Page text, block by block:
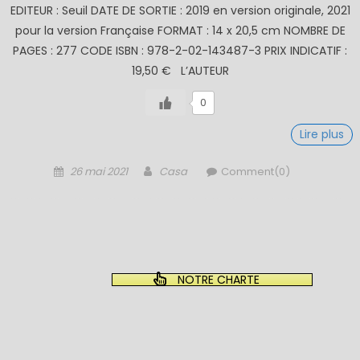
EDITEUR : Seuil DATE DE SORTIE : 2019 en version originale, 2021
pour la version Française FORMAT : 14 x 20,5 cm NOMBRE DE
PAGES : 277 CODE ISBN : 978-2-02-143487-3 PRIX INDICATIF :
19,50 € L’AUTEUR
0
Lire plus
Posted
26 mai 2021 Author
Casa Comment(0)
NOTRE CHARTE